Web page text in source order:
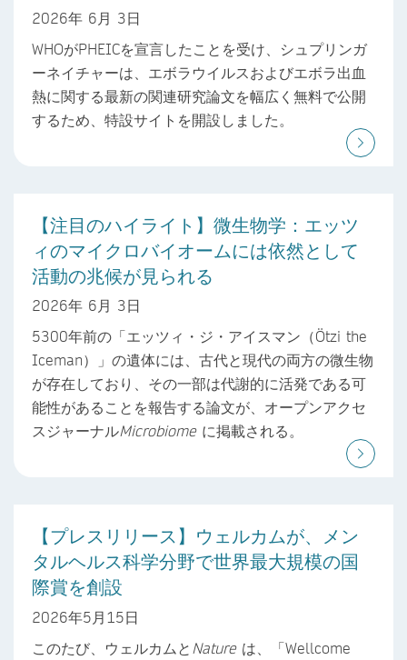
2026年 6月 3日
WHOがPHEICを宣言したことを受け、シュプリンガ
ーネイチャーは、エボラウイルスおよびエボラ出血
熱に関する最新の関連研究論文を幅広く無料で公開
するため、特設サイトを開設しました。
【注目のハイライト】微生物学：エッツ
ィのマイクロバイオームには依然として
活動の兆候が見られる
2026年 6月 3日
5300年前の「エッツィ・ジ・アイスマン（Ötzi the
Iceman）」の遺体には、古代と現代の両方の微生物
が存在しており、その一部は代謝的に活発である可
能性があることを報告する論文が、オープンアクセ
スジャーナルMicrobiome に掲載される。
【プレスリリース】ウェルカムが、メン
タルヘルス科学分野で世界最大規模の国
際賞を創設
2026年5月15日
このたび、ウェルカムと Nature は、「Wellcome